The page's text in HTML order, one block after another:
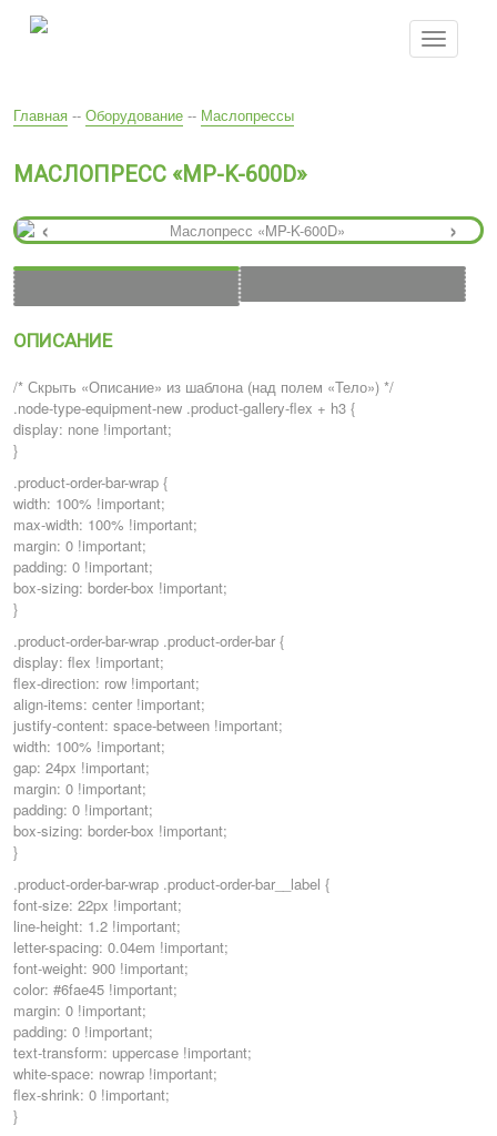
Перейти
Toggle
navigation
Вы
здесь
Главная -- Оборудование -- Маслопрессы
МАСЛОПРЕСС «MP-K-600D»
‹ ›
ОПИСАНИЕ
/* Скрыть «Описание» из шаблона (над полем «Тело») */
.node-type-equipment-new .product-gallery-flex + h3 {
display: none !important;
}
.product-order-bar-wrap {
width: 100% !important;
max-width: 100% !important;
margin: 0 !important;
padding: 0 !important;
box-sizing: border-box !important;
}
.product-order-bar-wrap .product-order-bar {
display: flex !important;
flex-direction: row !important;
align-items: center !important;
justify-content: space-between !important;
width: 100% !important;
gap: 24px !important;
margin: 0 !important;
padding: 0 !important;
box-sizing: border-box !important;
}
.product-order-bar-wrap .product-order-bar__label {
font-size: 22px !important;
line-height: 1.2 !important;
letter-spacing: 0.04em !important;
font-weight: 900 !important;
color: #6fae45 !important;
margin: 0 !important;
padding: 0 !important;
text-transform: uppercase !important;
white-space: nowrap !important;
flex-shrink: 0 !important;
}